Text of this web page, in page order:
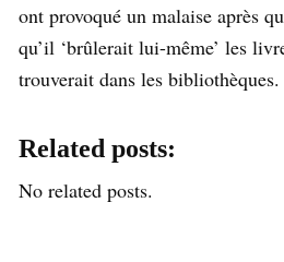
ont provoqué un malaise après
qu’il ‘brûlerait lui-même’ les
trouverait dans les bibliothèques.
Related posts:
No related posts.